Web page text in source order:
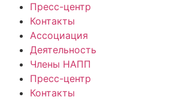
Пресс-центр
Контакты
Ассоциация
Деятельность
Члены НАПП
Пресс-центр
Контакты